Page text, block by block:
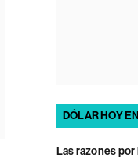
DÓLAR HOY
Las razones